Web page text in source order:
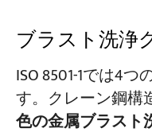
ブラスト洗浄
ISO 8501-1では4
す。クレーン鋼構
色の金属ブラスト